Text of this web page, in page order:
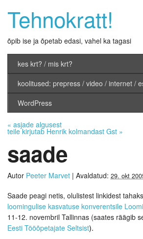
Tehnokratt!
õpib ise ja õpetab edasi, vahel ka tagasi
kes krt? / mis krt?
koolitused: prepress / video / internet /
WordPress
« asjade algusest
teile kirjutab Henrik kolmandast Gst »
saade
Autor Peeter Marvet | Avaldatud: 29. okt
Saade peagi netis, olulistest linkidest
loomingulise kasvatuse konverentsile
11-12. novembril Tallinnas (saates räägib
Eesti Tööõpetajate Seltsist).